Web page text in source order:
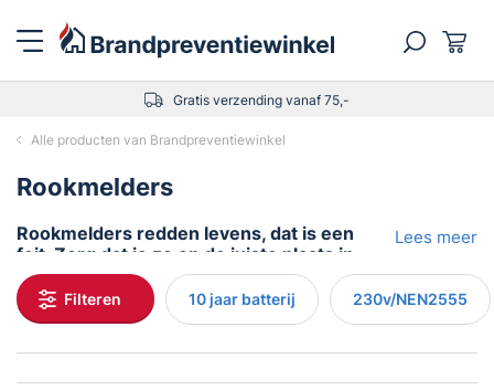
Gratis verzending vanaf 75,-
Alle producten van Brandpreventiewinkel
Rookmelders
Rookmelders redden levens, dat is een
feit. Zorg dat je ze op de juiste plaats in
huis hebt hangen.
Rookmelders: Je slimme bescherming
tegen brand
Waarom heb je een rookmelder nodig?
Lees meer
Filteren 10 jaar batterij 230v/NEN2555